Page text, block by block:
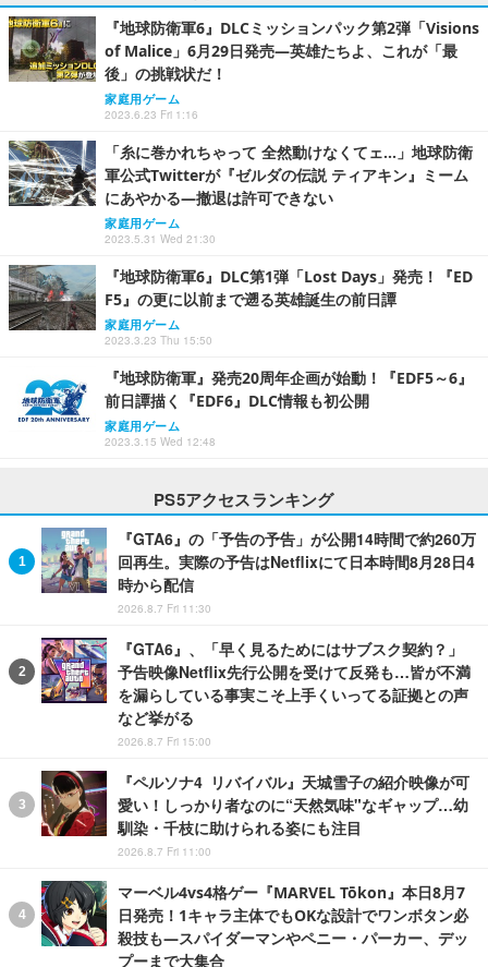
『地球防衛軍6』DLCミッションパック第2弾「Visions
of Malice」6月29日発売―英雄たちよ、これが「最
後」の挑戦状だ！
家庭用ゲーム
2023.6.23 Fri 1:16
「糸に巻かれちゃって 全然動けなくてェ...」地球防衛
軍公式Twitterが『ゼルダの伝説 ティアキン』ミーム
にあやかる―撤退は許可できない
家庭用ゲーム
2023.5.31 Wed 21:30
『地球防衛軍6』DLC第1弾「Lost Days」発売！『ED
F5』の更に以前まで遡る英雄誕生の前日譚
家庭用ゲーム
2023.3.23 Thu 15:50
『地球防衛軍』発売20周年企画が始動！『EDF5～6』
前日譚描く『EDF6』DLC情報も初公開
家庭用ゲーム
2023.3.15 Wed 12:48
PS5アクセスランキング
『GTA6』の「予告の予告」が公開14時間で約260万
回再生。実際の予告はNetflixにて日本時間8月28日4
時から配信
2026.8.7 Fri 11:30
『GTA6』、「早く見るためにはサブスク契約？」
予告映像Netflix先行公開を受けて反発も…皆が不満
を漏らしている事実こそ上手くいってる証拠との声
など挙がる
2026.8.7 Fri 15:00
『ペルソナ4 リバイバル』天城雪子の紹介映像が可
愛い！しっかり者なのに“天然気味"なギャップ…幼
馴染・千枝に助けられる姿にも注目
2026.8.7 Fri 11:00
マーベル4vs4格ゲー『MARVEL Tōkon』本日8月7
日発売！1キャラ主体でもOKな設計でワンボタン必
殺技も―スパイダーマンやペニー・パーカー、デッ
プーまで大集合